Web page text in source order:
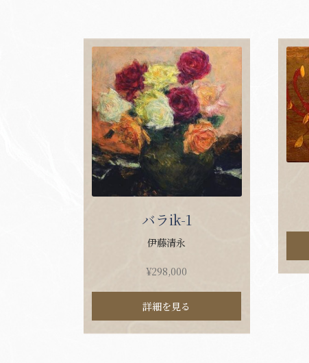
バラik-1
伊藤清永
¥298,000
詳細を見る